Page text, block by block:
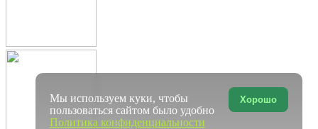
Хорошо
Мы используем куки, чтобы
пользоваться сайтом было удобно
Политика конфиденциальности